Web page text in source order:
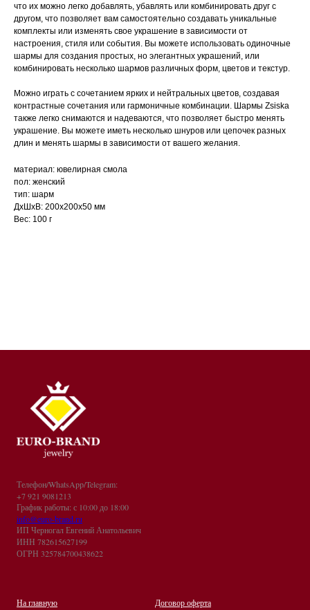
что их можно легко добавлять, убавлять или комбинировать друг с
другом, что позволяет вам самостоятельно создавать уникальные
комплекты или изменять свое украшение в зависимости от
настроения, стиля или события. Вы можете использовать одиночные
шармы для создания простых, но элегантных украшений, или
комбинировать несколько шармов различных форм, цветов и текстур.
Можно играть с сочетанием ярких и нейтральных цветов, создавая
контрастные сочетания или гармоничные комбинации. Шармы Zsiska
также легко снимаются и надеваются, что позволяет быстро менять
украшение. Вы можете иметь несколько шнуров или цепочек разных
длин и менять шармы в зависимости от вашего желания.
материал: ювелирная смола
пол: женский
тип: шарм
ДxШxВ: 200x200x50 мм
Вес: 100 г
Телефон/WhatsApp/Telegram:
+7 921 9081213
График работы: с 10:00 до 18:00
info@euro-brand.ru
ИП Черногал Евгений Анатольевич
ИНН 782615627199
ОГРН 325784700438622
На главную Договор оферта